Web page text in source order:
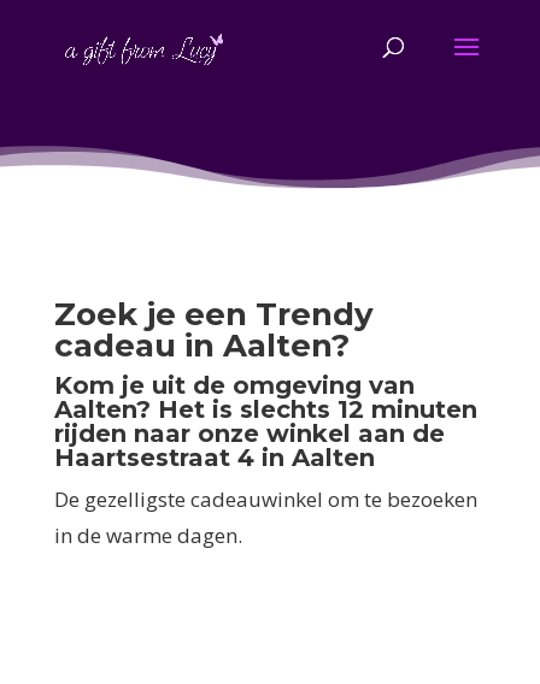
Zoek je een Trendy
cadeau in Aalten?
Kom je uit de omgeving van
Aalten? Het is slechts 12 minuten
rijden naar onze winkel aan de
Haartsestraat 4 in Aalten
De gezelligste cadeauwinkel om te bezoeken
in de warme dagen.